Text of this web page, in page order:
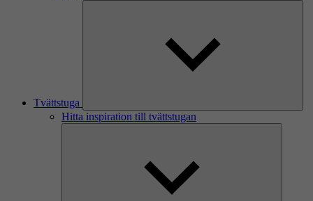
Tvättstuga
Hitta inspiration till tvättstugan